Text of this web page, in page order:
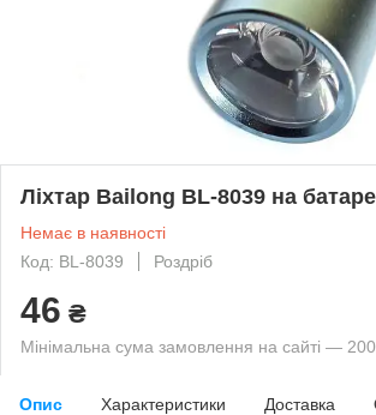
Ліхтар Bailong BL-8039 на
Немає в наявності
Код: BL-8039
Роздріб
46 ₴
Мінімальна сума замовлення на сайті —
Опис Характеристики Доставка